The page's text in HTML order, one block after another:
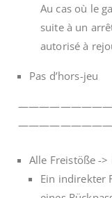
Au cas où le
suite à un
autorisé à
Pas d’hors-jeu
Alle Freistöße -
Ein indirekter